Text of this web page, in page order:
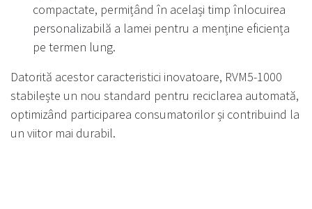
compactate, permițând în același timp înlocuirea
personalizabilă a lamei pentru a menține eficiența
pe termen lung.
Datorită acestor caracteristici inovatoare, RVM5-1000
stabilește un nou standard pentru reciclarea automată,
optimizând participarea consumatorilor și contribuind la
un viitor mai durabil.